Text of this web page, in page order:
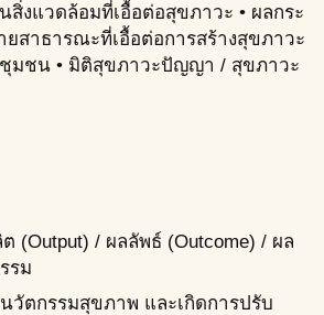
สิ่งแวดล้อมที่เอื้อต่อสุขภาวะ • ผลกระ
สาธารณะที่เอื้อต่อการสร้างสุขภาวะ
มชน • มิติสุขภาวะปัญญา / สุขภาวะ
(Output) / ผลลัพธ์ (Outcome) / ผล
รม
วัตกรรมสุขภาพ และเกิดการปรับ